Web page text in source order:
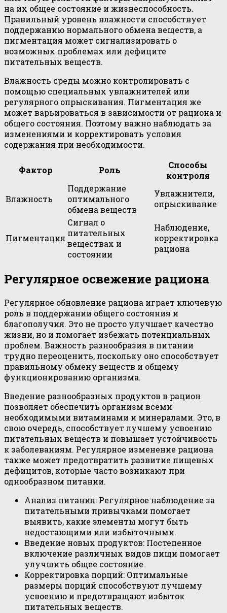
на их общее состояние и жизнеспособность.
Правильный уровень влажности способствует
поддержанию нормального обмена веществ, а
пигментация может сигнализировать о
возможных проблемах или дефиците
питательных веществ.
Влажность среды можно контролировать с
помощью специальных увлажнителей или
регулярного опрыскивания. Пигментация же
может варьироваться в зависимости от рациона и
общего состояния. Поэтому важно наблюдать за
изменениями и корректировать условия
содержания при необходимости.
Фактор Роль
Способы
контроля
Влажность
Поддержание
оптимального
обмена веществ
Увлажнители,
опрыскивание
Пигментация
Сигнал о
питательных
веществах и
состоянии
Наблюдение,
корректировка
рациона
Регулярное освежение рациона
Регулярное обновление рациона играет ключевую
роль в поддержании общего состояния и
благополучия. Это не просто улучшает качество
жизни, но и помогает избежать потенциальных
проблем. Важность разнообразия в питании
трудно переоценить, поскольку оно способствует
правильному обмену веществ и общему
функционированию организма.
Введение разнообразных продуктов в рацион
позволяет обеспечить организм всеми
необходимыми витаминами и минералами. Это, в
свою очередь, способствует лучшему усвоению
питательных веществ и повышает устойчивость
к заболеваниям. Регулярное изменение рациона
также может предотвратить развитие пищевых
дефицитов, которые часто возникают при
однообразном питании.
Анализ питания: Регулярное наблюдение за
питательными привычками помогает
выявить, какие элементы могут быть
недостающими или избыточными.
Введение новых продуктов: Постепенное
включение различных видов пищи помогает
улучшить общее состояние.
Корректировка порций: Оптимальные
размеры порций способствуют лучшему
усвоению и предотвращают избыток
питательных веществ.